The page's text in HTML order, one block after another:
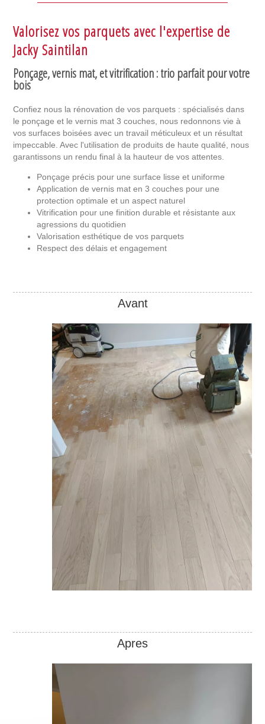
Valorisez vos parquets avec l'expertise de
Jacky Saintilan
Ponçage, vernis mat, et vitrification : trio parfait pour votre
bois
Confiez nous la rénovation de vos parquets : spécialisés dans
le ponçage et le vernis mat 3 couches, nous redonnons vie à
vos surfaces boisées avec un travail méticuleux et un résultat
impeccable. Avec l'utilisation de produits de haute qualité, nous
garantissons un rendu final à la hauteur de vos attentes.
Ponçage précis pour une surface lisse et uniforme
Application de vernis mat en 3 couches pour une
protection optimale et un aspect naturel
Vitrification pour une finition durable et résistante aux
agressions du quotidien
Valorisation esthétique de vos parquets
Respect des délais et engagement
Avant
Apres